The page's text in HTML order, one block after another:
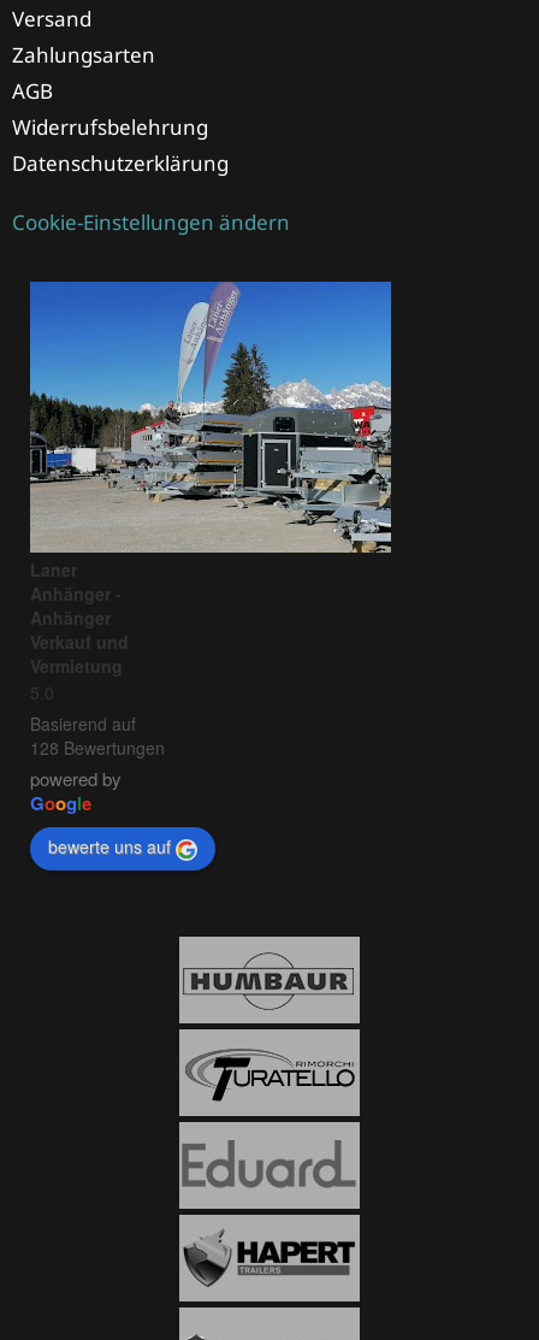
Versand
Zahlungsarten
AGB
Widerrufsbelehrung
Datenschutzerklärung
Cookie-Einstellungen ändern
Laner
Anhänger -
Anhänger
Verkauf und
Vermietung
5.0
Basierend auf
128 Bewertungen
powered by
Google
bewerte uns auf